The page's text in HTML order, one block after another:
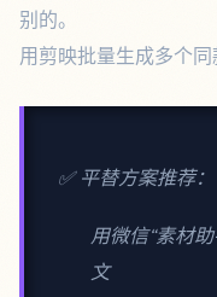
别的。
用剪映批量生成多个同
✅ 平替方案推荐：
用微信“素材
文